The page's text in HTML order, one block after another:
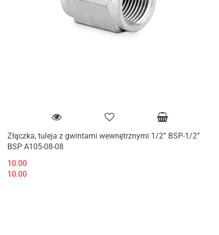
Złączka, tuleja z gwintami wewnętrznymi 1/2” BSP-1/2”
BSP A105-08-08
10.00
10.00